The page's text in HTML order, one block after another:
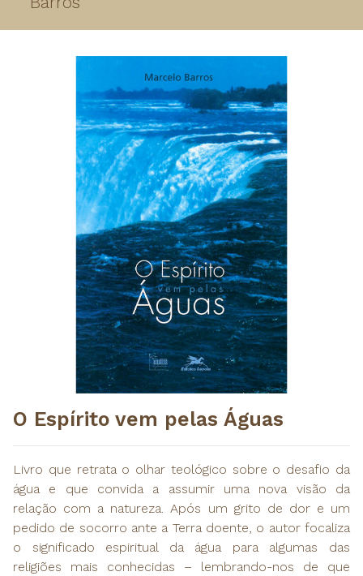
O Espírito vem pelas Águas
Livro que retrata o olhar teológico sobre o desafio da
água e que convida a assumir uma nova visão da
relação com a natureza. Após um grito de dor e um
pedido de socorro ante a Terra doente, o autor focaliza
o significado espiritual da água para algumas das
religiões mais conhecidas – lembrando-nos de que